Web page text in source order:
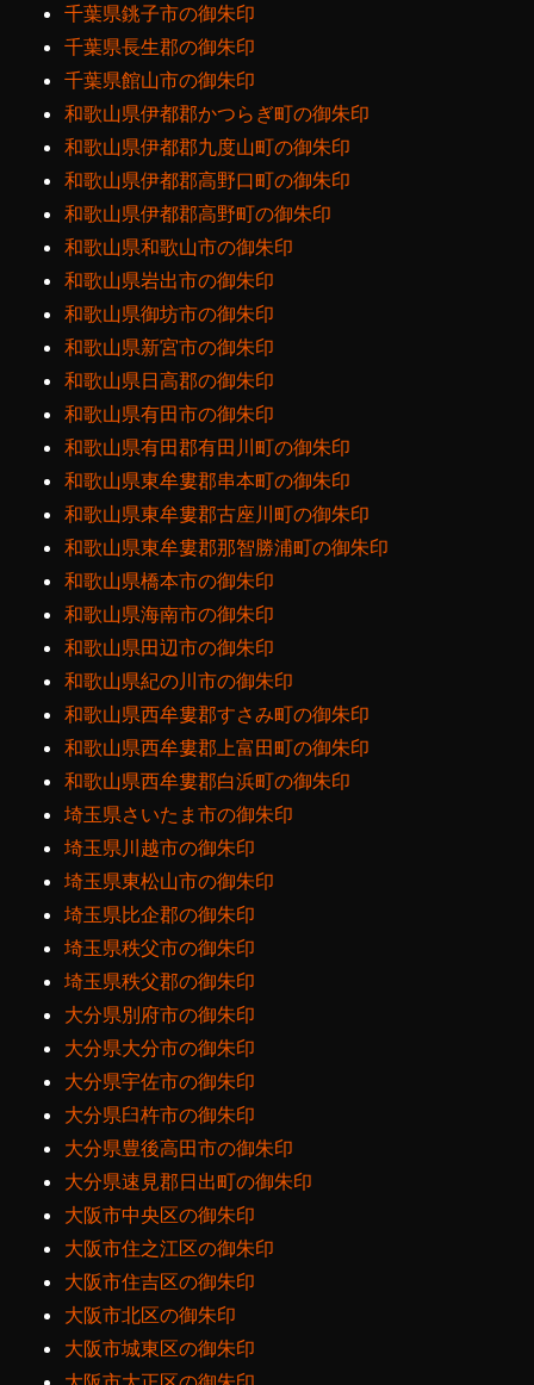
千葉県銚子市の御朱印
千葉県長生郡の御朱印
千葉県館山市の御朱印
和歌山県伊都郡かつらぎ町の御朱印
和歌山県伊都郡九度山町の御朱印
和歌山県伊都郡高野口町の御朱印
和歌山県伊都郡高野町の御朱印
和歌山県和歌山市の御朱印
和歌山県岩出市の御朱印
和歌山県御坊市の御朱印
和歌山県新宮市の御朱印
和歌山県日高郡の御朱印
和歌山県有田市の御朱印
和歌山県有田郡有田川町の御朱印
和歌山県東牟婁郡串本町の御朱印
和歌山県東牟婁郡古座川町の御朱印
和歌山県東牟婁郡那智勝浦町の御朱印
和歌山県橋本市の御朱印
和歌山県海南市の御朱印
和歌山県田辺市の御朱印
和歌山県紀の川市の御朱印
和歌山県西牟婁郡すさみ町の御朱印
和歌山県西牟婁郡上富田町の御朱印
和歌山県西牟婁郡白浜町の御朱印
埼玉県さいたま市の御朱印
埼玉県川越市の御朱印
埼玉県東松山市の御朱印
埼玉県比企郡の御朱印
埼玉県秩父市の御朱印
埼玉県秩父郡の御朱印
大分県別府市の御朱印
大分県大分市の御朱印
大分県宇佐市の御朱印
大分県臼杵市の御朱印
大分県豊後高田市の御朱印
大分県速見郡日出町の御朱印
大阪市中央区の御朱印
大阪市住之江区の御朱印
大阪市住吉区の御朱印
大阪市北区の御朱印
大阪市城東区の御朱印